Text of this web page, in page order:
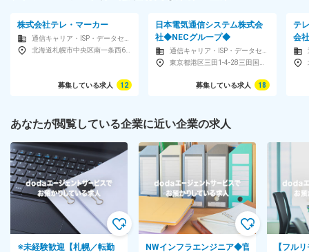
株式会社テレ・マーカー
募集している求人 12
日本電気通信システム株式会
社◆NECグループ◆
募集している求人 18
テ
会社
あなたが閲覧している企業に近い企業の求人
※未経験歓迎【札幌／転勤 NWインフラエンジニア◆官 【フル